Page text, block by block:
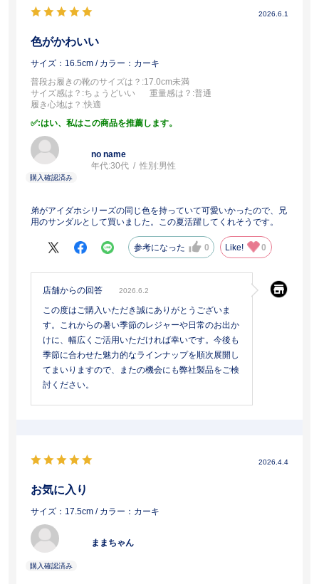
2026.6.1
色がかわいい
サイズ：16.5cm / カラー：カーキ
普段お履きの靴のサイズは？ :17.0cm未満
サイズ感は？ :ちょうどいい 重量感は？ :普通
履き心地は？ :快適
:はい、私はこの商品を推薦します。
no name
年代:30代 性別:男性
弟がアイダホシリーズの同じ色を持っていて可愛いかったので、兄
用のサンダルとして買いました。この夏活躍してくれそうです。
参考になった 0 Like! 0
店舗からの回答 2026.6.2
この度はご購入いただき誠にありがとうございま
す。これからの暑い季節のレジャーや日常のお出か
けに、幅広くご活用いただければ幸いです。今後も
季節に合わせた魅力的なラインナップを順次展開し
てまいりますので、またの機会にも弊社製品をご検
討ください。
2026.4.4
お気に入り
サイズ：17.5cm / カラー：カーキ
ままちゃん